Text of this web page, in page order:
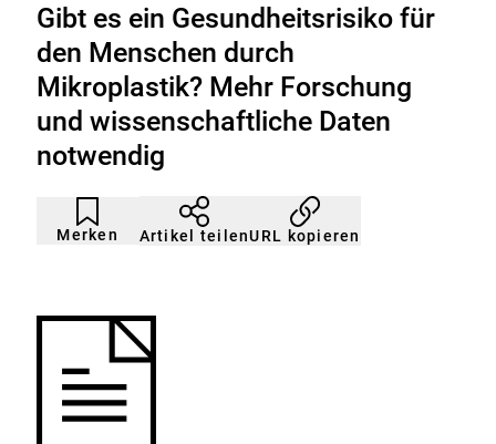
Gibt es ein Gesundheitsrisiko für
den Menschen durch
Mikroplastik? Mehr Forschung
und wissenschaftliche Daten
notwendig
Merken
Artikel
nicht
gemerkt
Durch
Klicken
der
Artikel teilenURL kopieren